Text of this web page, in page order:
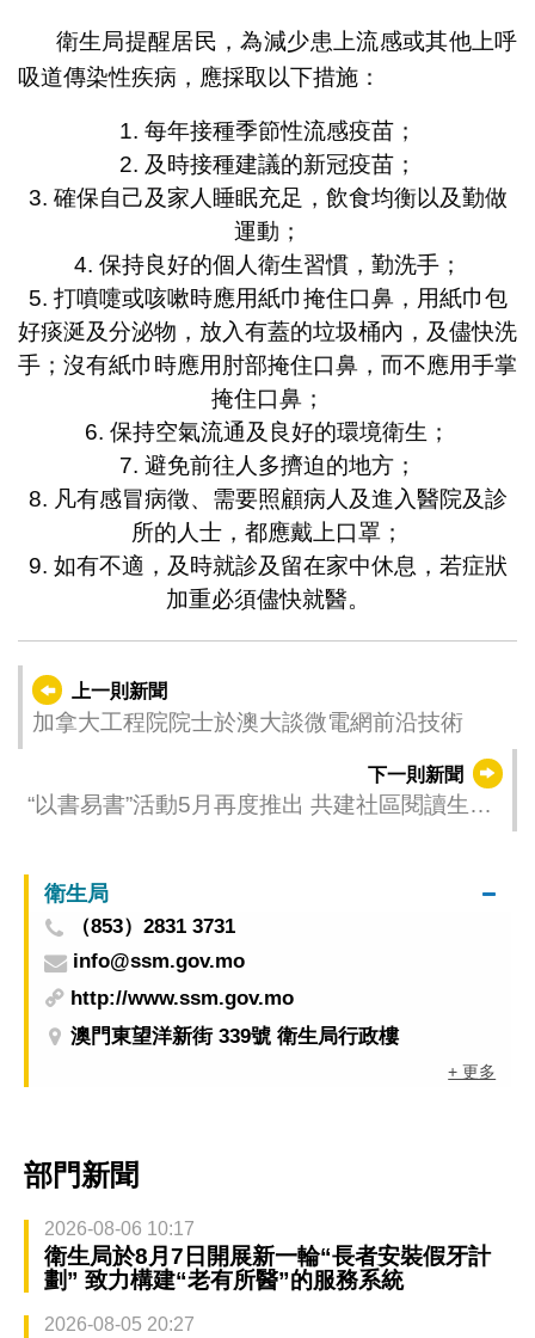
衛生局提醒居民，為減少患上流感或其他上呼
吸道傳染性疾病，應採取以下措施：
1. 每年接種季節性流感疫苗；
2. 及時接種建議的新冠疫苗；
3. 確保自己及家人睡眠充足，飲食均衡以及勤做
運動；
4. 保持良好的個人衛生習慣，勤洗手；
5. 打噴嚏或咳嗽時應用紙巾掩住口鼻，用紙巾包
好痰涎及分泌物，放入有蓋的垃圾桶內，及儘快洗
手；沒有紙巾時應用肘部掩住口鼻，而不應用手掌
掩住口鼻；
6. 保持空氣流通及良好的環境衛生；
7. 避免前往人多擠迫的地方；
8. 凡有感冒病徵、需要照顧病人及進入醫院及診
所的人士，都應戴上口罩；
9. 如有不適，及時就診及留在家中休息，若症狀
加重必須儘快就醫。
上一則新聞
加拿大工程院院士於澳大談微電網前沿技術
下一則新聞
“以書易書”活動5月再度推出 共建社區閱讀生態
衛生局
（853）2831 3731
info@ssm.gov.mo
http://www.ssm.gov.mo
澳門東望洋新街 339號 衛生局行政樓
+ 更多
部門新聞
2026-08-06 10:17
衛生局於8月7日開展新一輪“長者安裝假牙計
劃” 致力構建“老有所醫”的服務系統
2026-08-05 20:27